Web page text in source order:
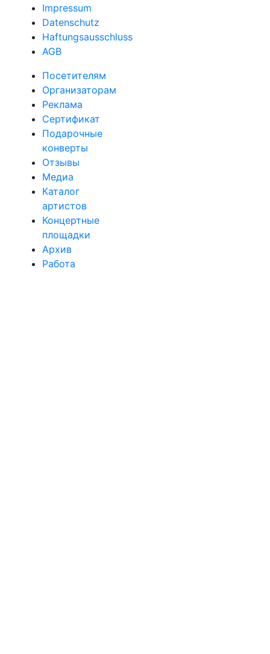
Impressum
Datenschutz
Haftungsausschluss
AGB
Посетителям
Организаторам
Реклама
Сертификат
Подарочные
конверты
Отзывы
Медиа
Каталог
артистов
Концертные
площадки
Архив
Работа